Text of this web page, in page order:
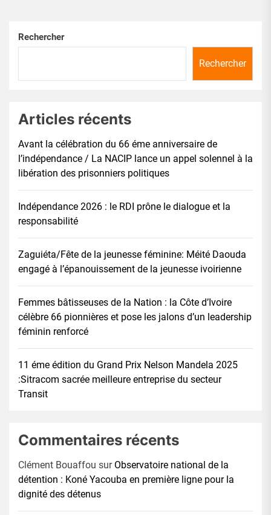
Rechercher
Rechercher
Articles récents
Avant la célébration du 66 éme anniversaire de
l’indépendance / La NACIP lance un appel solennel à la
libération des prisonniers politiques
Indépendance 2026 : le RDI prône le dialogue et la
responsabilité
Zaguiéta/Fête de la jeunesse féminine: Méité Daouda
engagé à l’épanouissement de la jeunesse ivoirienne
Femmes bâtisseuses de la Nation : la Côte d’Ivoire
célèbre 66 pionnières et pose les jalons d’un leadership
féminin renforcé
11 éme édition du Grand Prix Nelson Mandela 2025
:Sitracom sacrée meilleure entreprise du secteur
Transit
Commentaires récents
Clément Bouaffou sur Observatoire national de la
détention : Koné Yacouba en première ligne pour la
dignité des détenus